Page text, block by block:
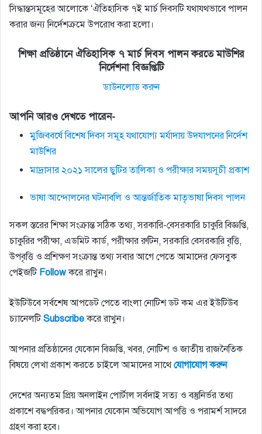
সিদ্ধান্তসমূহের আলােকে ‘ঐতিহাসিক ৭ই মার্চ দিবসটি যথাযথভাবে পালন
করার জন্য নির্দেশক্রমে উপরােধ করা হলাে।
শিক্ষা প্রতিষ্ঠানে ঐতিহাসিক ৭ মার্চ দিবস পালন করতে মাউশির
নির্দেশনা বিজ্ঞপ্তিটি
ডাউনলোড করুন
আপনি আরও দেখতে পারেন-
মুজিববর্ষে বিশেষ দিবস সমূহ যথাযোগ্য মর্যাদায় উদযাপনের নির্দেশ
মাউশির
মাদ্রাসার ২০২১ সালের ছুটির তালিকা ও পরীক্ষার সময়সূচী প্রকাশ
ভাষা আন্দোলনের ঘটনাবলি ও আন্তর্জাতিক মাতৃভাষা দিবস পালন
সকল স্তরের শিক্ষা সংক্রান্ত সঠিক তথ্য, সরকারি-বেসরকারি চাকুরি বিজ্ঞপ্তি,
চাকুরির পরীক্ষা, এডমিট কার্ড, পরীক্ষার রুটিন, সরকারি বেসরকারি বৃত্তি,
উপবৃত্তি ও প্রশিক্ষণ সংক্রান্ত তথ্য সবার আগে পেতে আমাদের ফেসবুক
পেইজটি Followকরে রাখুন।
ইউটিউবে সর্বশেষ আপডেট পেতে বাংলা নোটিশ ডট কম এর ইউটিউব
চ্যানেলটিSubscribeকরে রাখুন।
আপনার প্রতিষ্ঠানের যেকোন বিজ্ঞপ্তি, খবর, নোটিশ ও জাতীয় রাজনৈতিক
বিষয়ে লেখা প্রকাশ করতে চাইলে আমাদের সাথে যোগাযোগ করুন
দেশের অন্যতম প্রিয় অনলাইন পোর্টাল সর্বদাই সত্য ও বস্তুনির্ভর তথ্য
প্রকাশে বদ্ধপরিকর। আপনার যেকোন অভিযোগ আপত্তি ও পরামর্শ সাদরে
গ্রহণ করা হবে।